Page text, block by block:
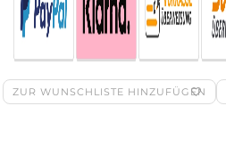
ZUR WUNSCHLISTE HINZUFÜGEN